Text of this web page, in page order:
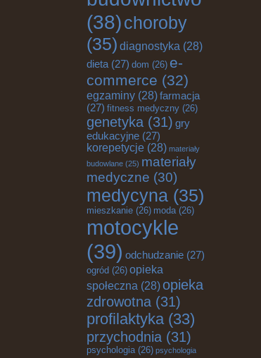
(38)choroby
(35) diagnostyka (28)
dieta (27) dom (26) e-
commerce (32)
egzaminy (28)farmacja
(27) fitness medyczny (26)
genetyka (31) gry
edukacyjne (27)
korepetycje (28) materiały
budowlane (25) materiały
medyczne (30)
medycyna (35)
mieszkanie (26) moda(26)
motocykle
(39) odchudzanie (27)
ogród (26) opieka
społeczna (28) opieka
zdrowotna (31)
profilaktyka(33)
przychodnia (31)
psychologia(26) psychologia